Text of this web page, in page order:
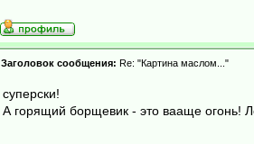
Заголовок сообщения: Re: "Картина маслом..."
суперски!
А горящий борщевик - это вааще огонь!